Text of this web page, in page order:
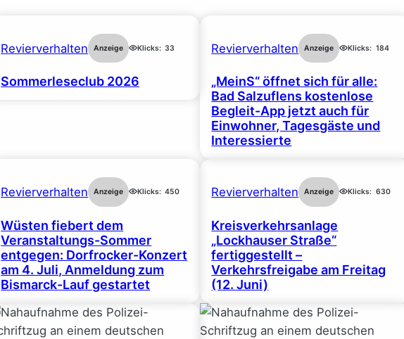
Revierverhalten Anzeige Klicks: 33
Sommerleseclub 2026
Revierverhalten Anzeige Klicks: 184
„MeinS“ öffnet sich für alle:
Bad Salzuflens kostenlose
Begleit-App jetzt auch für
Einwohner, Tagesgäste und
Interessierte
Revierverhalten Anzeige Klicks: 450
Wüsten fiebert dem
Veranstaltungs-Sommer
entgegen: Dorfrocker-Konzert
am 4. Juli, Anmeldung zum
Bismarck-Lauf gestartet
Revierverhalten Anzeige Klicks: 630
Kreisverkehrsanlage
„Lockhauser Straße“
fertiggestellt –
Verkehrsfreigabe am Freitag
(12. Juni)